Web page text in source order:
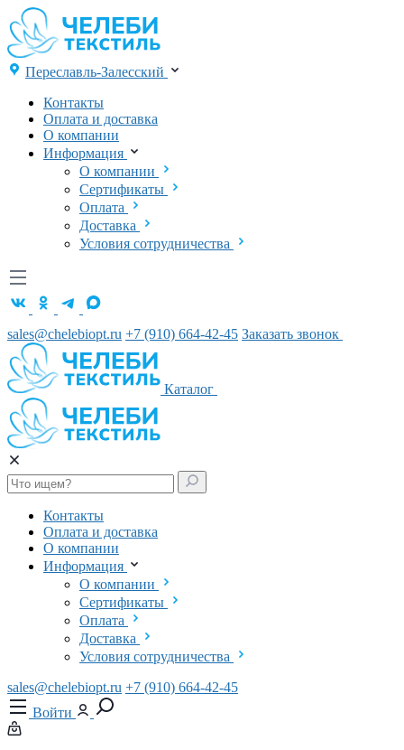
Переславль-Залесский
Контакты
Оплата и доставка
О компании
Информация
О компании
Сертификаты
Оплата
Доставка
Условия сотрудничества
sales@chelebiopt.ru +7 (910) 664-42-45 Заказать звонок
Каталог
Контакты
Оплата и доставка
О компании
Информация
О компании
Сертификаты
Оплата
Доставка
Условия сотрудничества
sales@chelebiopt.ru +7 (910) 664-42-45
Войти